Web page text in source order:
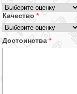
Качество *
Достоинства*